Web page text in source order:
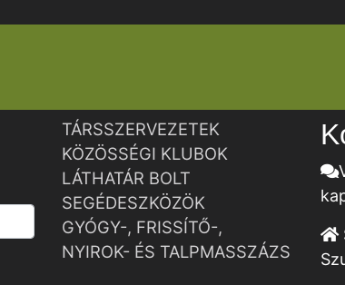
TÁRSSZERVEZETEK
KÖZÖSSÉGI KLUBOK
LÁTHATÁR BOLT
SEGÉDESZKÖZÖK
GYÓGY-, FRISSÍTŐ-,
NYIROK- ÉS TALPMASSZÁZS